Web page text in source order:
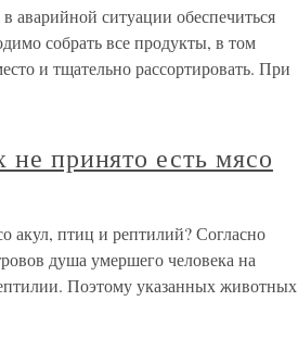
ситуации обеспечиться
собрать все продукты, в том
и тщательно рассортировать. При
принято есть мясо
акул, птиц и рептилий? Согласно
душа умершего человека на
Поэтому указанных животных